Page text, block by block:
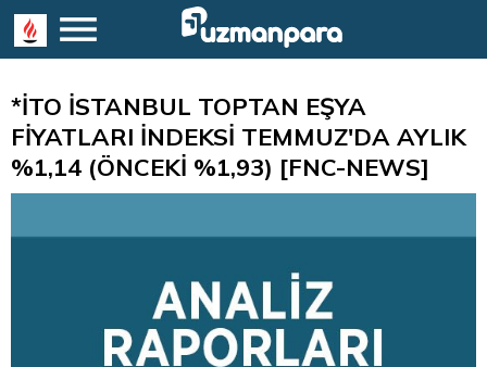
*İTO İSTANBUL TOPTAN EŞYA
FİYATLARI İNDEKSİ TEMMUZ'DA AYLIK
%1,14 (ÖNCEKİ %1,93) [FNC-NEWS]